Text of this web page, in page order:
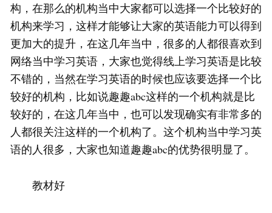
构，在那么的机构当中大家都可以选择一个比较好的
机构来学习，这样才能够让大家的英语能力可以得到
更加大的提升，在这几年当中，很多的人都很喜欢到
网络当中学习英语，大家也觉得线上学习英语是比较
不错的，当然在学习英语的时候也应该要选择一个比
较好的机构，比如说趣趣abc这样的一个机构就是比
较好的，在这几年当中，也可以发现确实有非常多的
人都很关注这样的一个机构了。这个机构当中学习英
语的人很多，大家也知道趣趣abc的优势很明显了。
教材好